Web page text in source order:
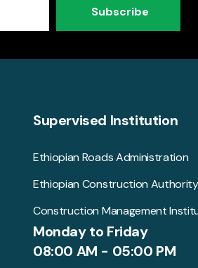
Subscribe
Supervised Institution
Ethiopian Roads Administration
Ethiopian Construction Authority
Construction Management
Monday to Friday
08:00 AM - 05:00 PM